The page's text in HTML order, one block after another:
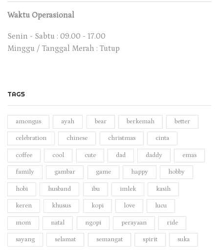
Waktu Operasional
Senin - Sabtu : 09.00 - 17.00
Minggu / Tanggal Merah : Tutup
TAGS
amongus ayah bear berkemah better
celebration chinese christmas cinta
coffee cool cute dad daddy emas
family gambar game happy hobby
hobi husband ibu imlek kasih
keren khusus kopi love lucu
mom natal ngopi perayaan ride
sayang selamat semangat spirit suka